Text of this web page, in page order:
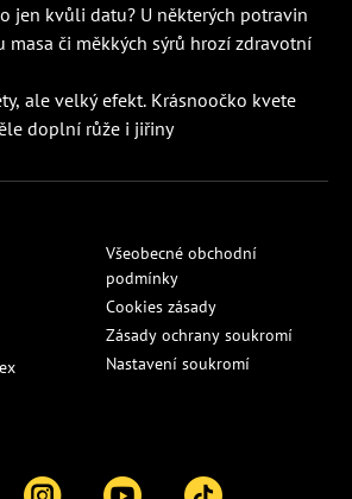
jen kvůli datu? U některých potravin
masa či měkkých sýrů hrozí zdravotní
ale velký efekt. Krásnoočko kvete
doplní růže i jiřiny
Všeobecné obchodní
podmínky
Cookies zásady
Zásady ochrany soukromí
Nastavení soukromí